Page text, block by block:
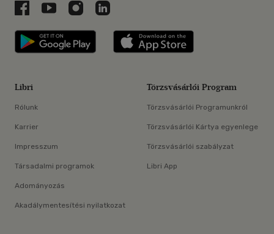
Libri a Facebookon
Libri a Youtube-on
Libri az Instagramon
Libri a LinkedInen
Libri applikáció Szerezd meg: Google
Libri
Rólunk
Karrier
Impresszum
Társadalmi programok
Adományozás
Akadálymentesítési nyilatkozat
Törzsvásárlói Program
Törzsvásárlói Programunkról
Törzsvásárlói Kártya egyenlege
Törzsvásárlói szabályzat
Libri App